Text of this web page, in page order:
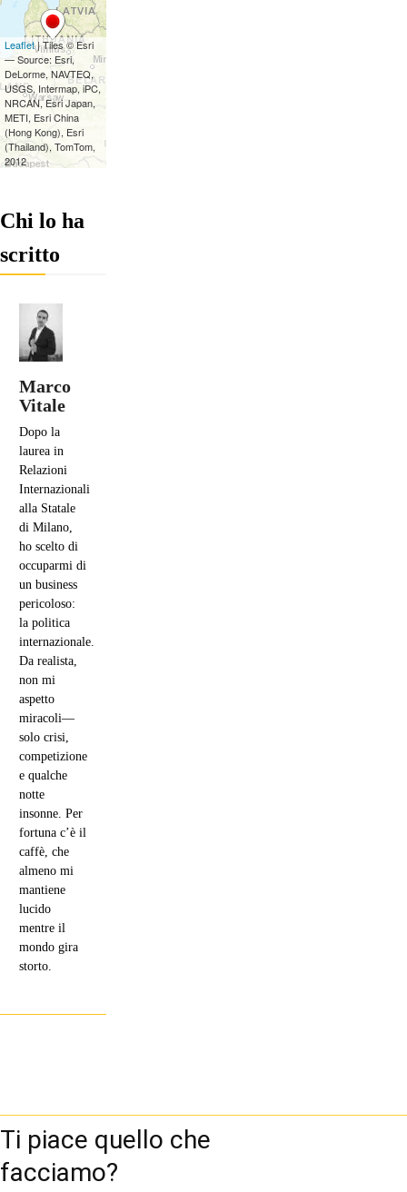
Chi lo ha
scritto
Marco
Vitale
Dopo la
laurea in
Relazioni
Internazionali
alla Statale
di Milano,
ho scelto di
occuparmi di
un business
pericoloso:
la politica
internazionale.
Da realista,
non mi
aspetto
miracoli—
solo crisi,
competizione
e qualche
notte
insonne. Per
fortuna c’è il
caffè, che
almeno mi
mantiene
lucido
mentre il
mondo gira
storto.
Ti piace quello che
facciamo?